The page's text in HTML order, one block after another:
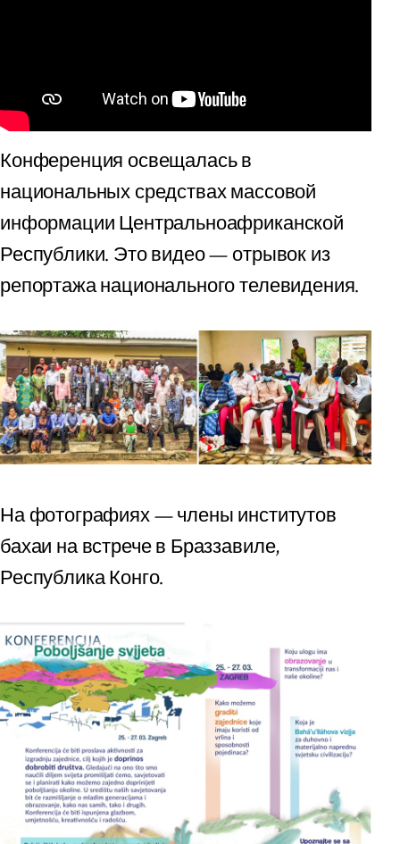
Конференция освещалась в
национальных средствах массовой
информации Центральноафриканской
Республики. Это видео — отрывок из
репортажа национального телевидения.
На фотографиях — члены институтов
бахаи на встрече в Браззавиле,
Республика Конго.